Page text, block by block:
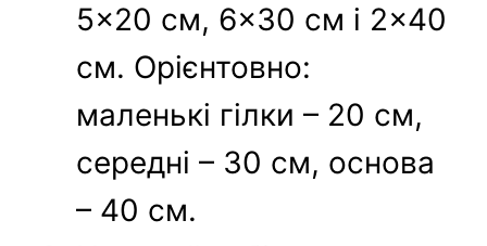
5×20 см, 6×30 см і 2×40
см. Орієнтовно:
маленькі гілки – 20 см,
середні – 30 см, основа
– 40 см.